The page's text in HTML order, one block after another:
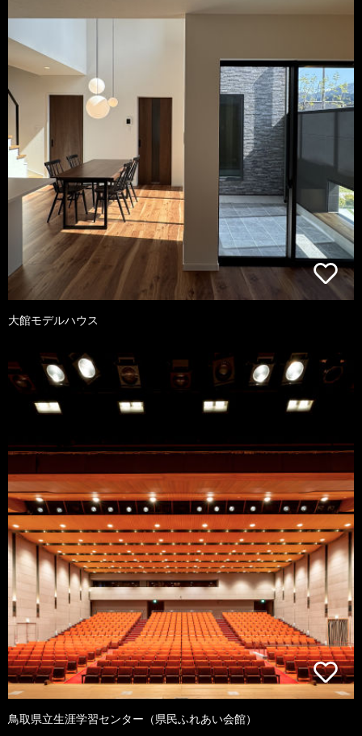
大館モデルハウス
鳥取県立生涯学習センター（県民ふれあい会館）